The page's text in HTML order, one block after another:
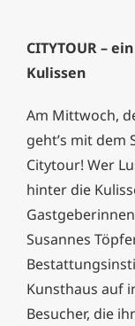
CITYTOUR –
Kulissen
Am Mittwoch,
geht’s mit
Citytour! Wer
hinter die
Susannes
Kunsthaus auf
Besucher, die